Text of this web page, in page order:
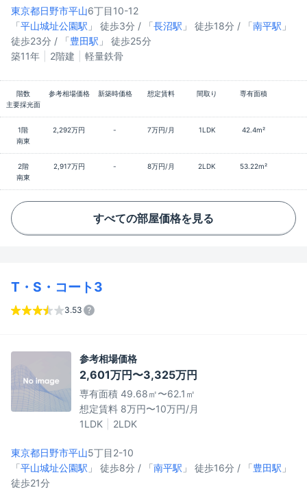
東京都日野市平山6丁目10-12
「平山城址公園駅 」 徒歩3分 / 「長沼駅 」 徒歩18分 / 「南平駅 」
徒歩23分 / 「豊田駅 」 徒歩25分
築11年
2階建 軽量鉄骨
階数 参考相場価格 新築時価格 想定賃料 間取り
専有面積
主要採光面
1階 2,292万円 - 7万円/月 1LDK
42.4m²
南東
2階 2,917万円 - 8万円/月 2LDK
53.22m²
南東
すべての部屋価格を見る
T・S・コート3
3.53
参考相場価格
2,601万円〜3,325万円
専有面積 49.68㎡〜62.1㎡
想定賃料 8万円〜10万円/月
1LDK
2LDK
東京都日野市平山5丁目2-10
「平山城址公園駅 」 徒歩8分 / 「南平駅 」 徒歩16分 / 「豊田駅 」
徒歩21分